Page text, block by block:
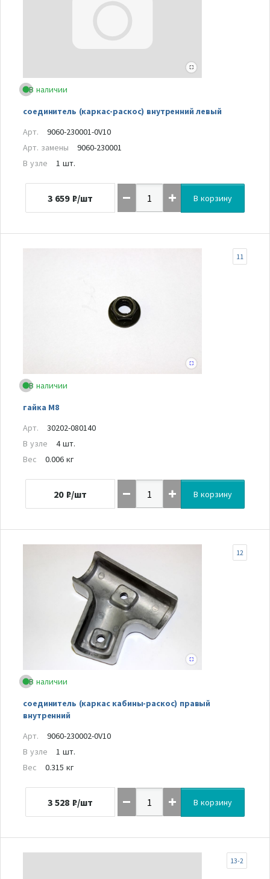
В наличии
соединитель (каркас-раскос) внутренний левый
Арт.
9060-230001-0V10
Арт. замены
9060-230001
В узле
1 шт.
3 659 ₽/шт В корзину
В наличии
гайка М8
11
Арт.
30202-080140
В узле
4 шт.
Вес
0.006 кг
20 ₽/шт В корзину
В наличии
соединитель (каркас кабины-раскос) правый
внутренний
12
Арт.
9060-230002-0V10
В узле
1 шт.
Вес
0.315 кг
3 528 ₽/шт В корзину
13-2